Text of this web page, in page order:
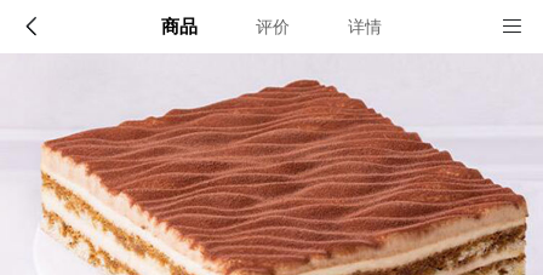
商品 评价 详情
配送说明
上海、苏州、杭州的城区范围
确定
店铺信息
诺心蛋糕
2、店铺地址
上海市松江区卖新公路836号2幢1层A-B区2层、3层、4层及7憧2